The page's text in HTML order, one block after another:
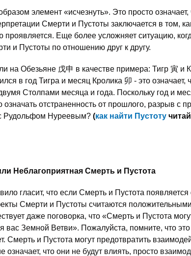
элемент «исчезнуть». Это просто означает,
Смерти и Пустоты заключается в том,
Еще более усложняет ситуацию,
и Пустоты по отношению друг к другу.
Обезьяне 戊申 в качестве примера: Тигр 寅 и
в год Тигра и месяц Кролика 卯 - это означает,
Столпами месяца и года. Поскольку год и
отстраненность от прошлого, разрыв с
с Рудольфом Нуреевым? (как найти Пустоту
Неблагоприятная Смерть и Пустота
гласит, что если Смерть и Пустота появляется
Смерти и Пустоты считаются
даже поговорка, что «Смерть и Пустота
вас Земной Ветви». Пожалуйста, помните, что это
Смерть и Пустота могут предотвратить
что они не будут влиять, просто